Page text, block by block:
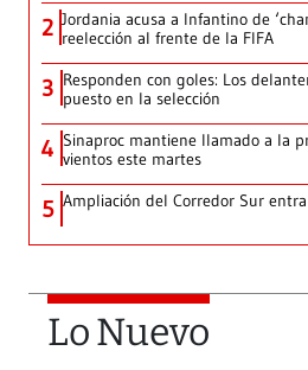
2 Jordania acusa a Infantino de
reelección al frente de la FIFA
3 Responden con goles: Los
puesto en la selección
4 Sinaproc mantiene llamado a la
vientos este martes
5 Ampliación del Corredor Sur
Lo Nuevo